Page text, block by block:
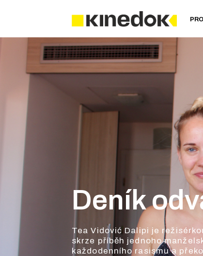
Deník
Tea Vidović Dalipi je
skrze příběh jednoho
každodenního rasismu a